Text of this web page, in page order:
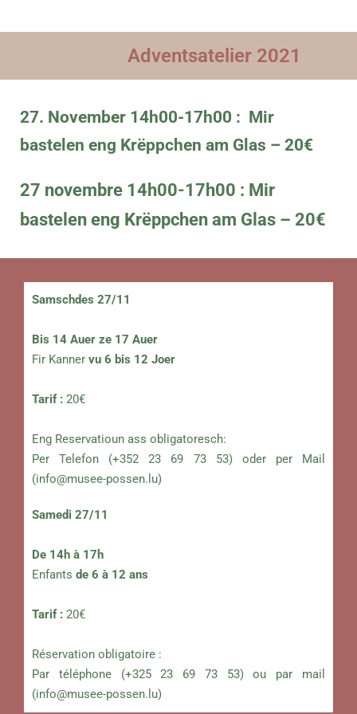
Adventsatelier 2021
27. November 14h00-17h00 : Mir
bastelen eng Krëppchen am Glas – 20€
27 novembre 14h00-17h00 : Mir
bastelen eng Krëppchen am Glas – 20€
Samschdes 27/11
Bis 14 Auer ze 17 Auer
Fir Kanner vu 6 bis 12 Joer
Tarif : 20€
Eng Reservatioun ass obligatoresch:
Per Telefon (+352 23 69 73 53) oder per Mail
(info@musee-possen.lu)
Samedi 27/11
De 14h à 17h
Enfants de 6 à 12 ans
Tarif : 20€
Réservation obligatoire :
Par téléphone (+325 23 69 73 53) ou par mail
(info@musee-possen.lu)